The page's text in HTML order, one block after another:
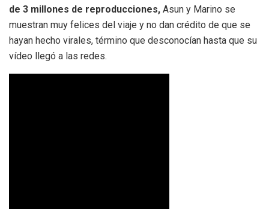
de 3 millones de reproducciones, Asun y Marino se
muestran muy felices del viaje y no dan crédito de que se
hayan hecho virales, término que desconocían hasta que su
vídeo llegó a las redes.